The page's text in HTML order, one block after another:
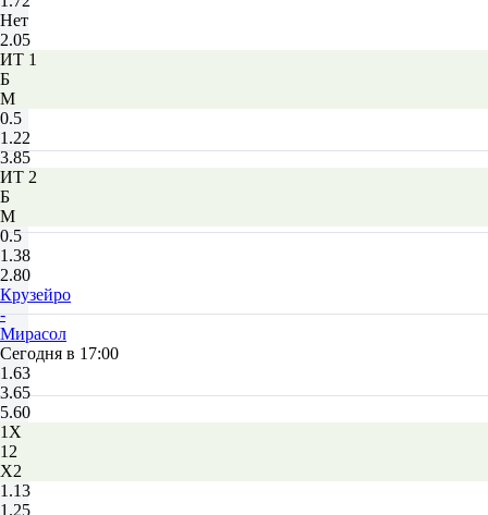
Нет
2.05
ИТ 1
Б
М
0.5
1.22
3.85
ИТ 2
Б
М
0.5
1.38
2.80
Крузейро
-
Мирасол
Сегодня в 17:00
1.63
3.65
5.60
1X
12
X2
1.13
1.25